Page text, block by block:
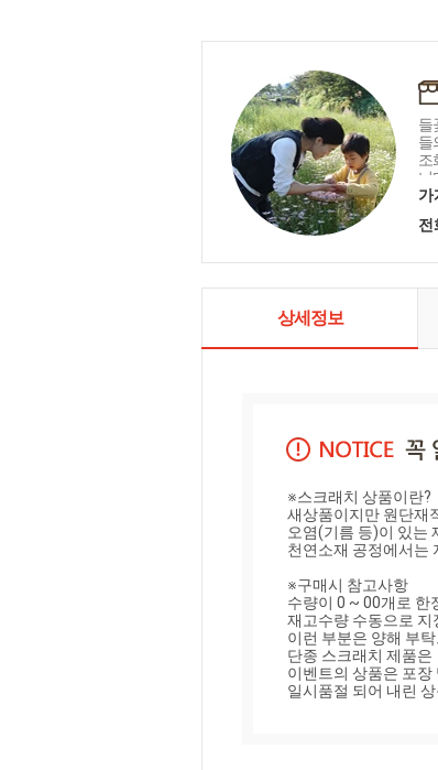
들
들
조
니
가
어
니
가
전
상세정보
※스크래치 상품이란?
새상품이지만 원단재
오염(기름 등)이 있는
천연소재 공정에서는
※구매시 참고사항
수량이 0 ~ 00개로 한
재고수량 수동으로 지
이런 부분은 양해 부
단종 스크래치 제품은
이벤트의 상품은 포장
일시품절 되어 내린